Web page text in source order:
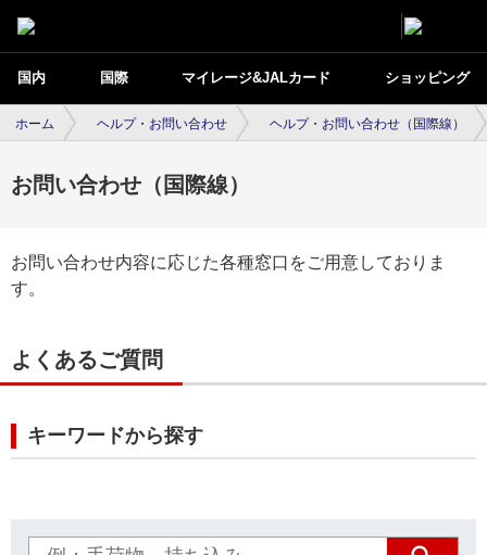
国内 国際 マイレージ&JALカード ショッピング
ホーム ヘルプ・お問い合わせ ヘルプ・お問い合わせ（国際線）
お問い合わせ（国際線）
お問い合わせ内容に応じた各種窓口をご用意しておりま
す。
よくあるご質問
キーワードから探す